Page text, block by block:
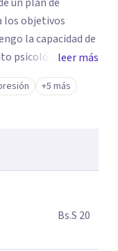
los objetivos
la capacidad de
psicológico.
las cuales son de
para superar
de
leer más
+5 más
Bs.S 20